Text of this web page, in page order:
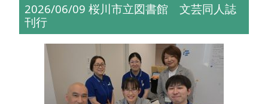
2026/06/09 桜川市立図書館 文芸同人誌
刊行